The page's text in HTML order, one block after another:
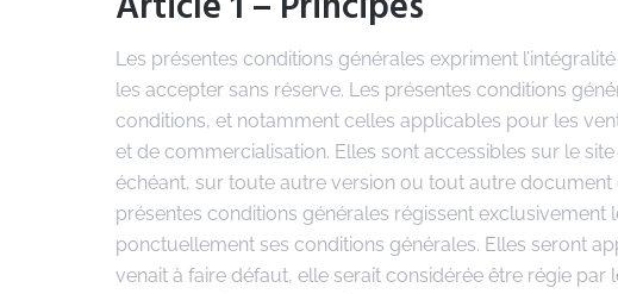
Les présentes conditions générales expriment
les accepter sans réserve. Les présentes conditions
conditions, et notamment celles applicables pour les
et de commercialisation. Elles sont accessibles sur le
échéant, sur toute autre version ou tout autre
présentes conditions générales régissent
ponctuellement ses conditions générales. Elles seront
venait à faire défaut, elle serait considérée être régie